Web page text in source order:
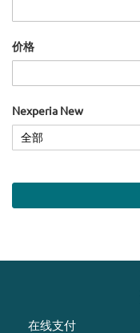
价格
Nexperia New
在线支付